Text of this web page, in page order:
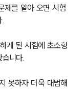
제를 알아 오면 시험
게 된 시험에 초소형
니다.
못하자 더욱 대범해